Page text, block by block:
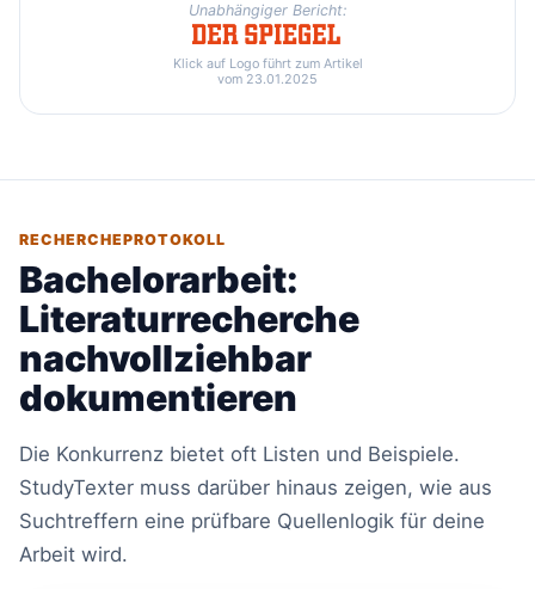
Unabhängiger Bericht:
Klick auf Logo führt zum Artikel
vom 23.01.2025
RECHERCHEPROTOKOLL
Bachelorarbeit:
Literaturrecherche
nachvollziehbar
dokumentieren
Die Konkurrenz bietet oft Listen und Beispiele.
StudyTexter muss darüber hinaus zeigen, wie aus
Suchtreffern eine prüfbare Quellenlogik für deine
Arbeit wird.